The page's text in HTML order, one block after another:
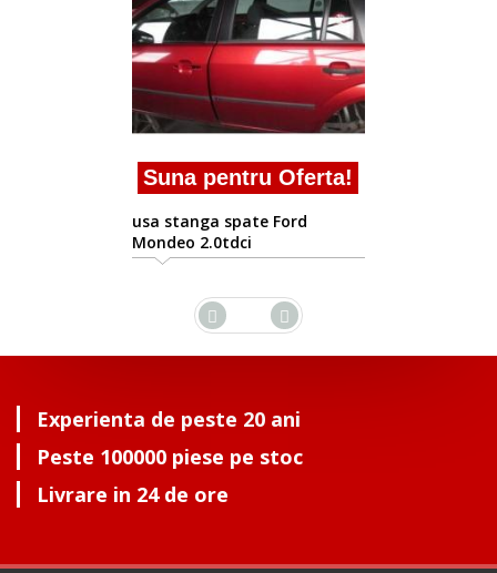
usa stanga spate
Mondeo 2.0tdci hjbc
Experienta de peste 20 ani
Peste 100000 piese pe stoc
Livrare in 24 de ore